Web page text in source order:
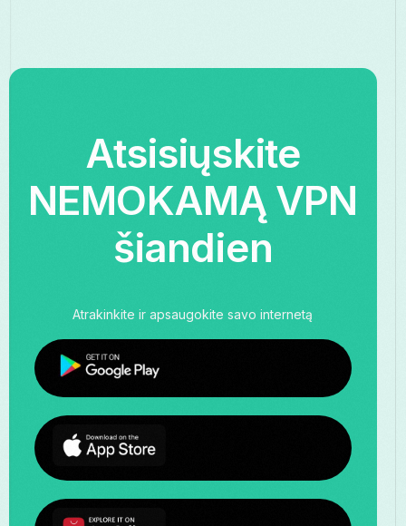
Atsisiųskite
NEMOKAMĄ VPN
šiandien
Atrakinkite ir apsaugokite savo internetą